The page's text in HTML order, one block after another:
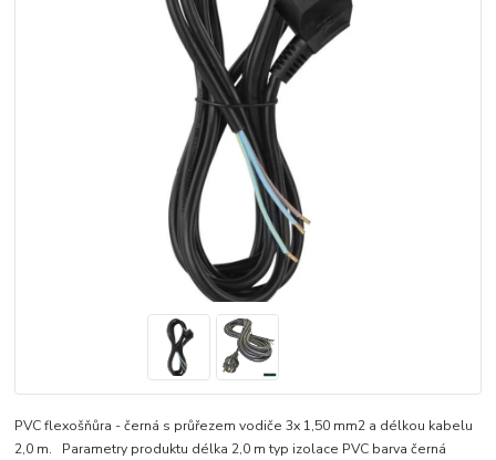
PVC flexošňůra - černá s průřezem vodiče 3x 1,50 mm2 a délkou kabelu
2,0 m. Parametry produktu délka 2,0 m typ izolace PVC barva černá